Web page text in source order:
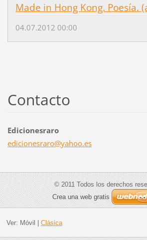
Made in Hong Kong. Poesía.
04.07.2012 00:00
Contacto
Edicionesraro
edicionesraro@yahoo.es
© 2011 Todos los derechos
Crea una web gratis
Ver: Móvil Clásica